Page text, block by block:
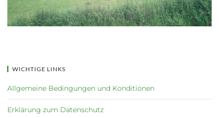
WICHTIGE LINKS
Allgemeine Bedingungen und Konditionen
Erklärung zum Datenschutz